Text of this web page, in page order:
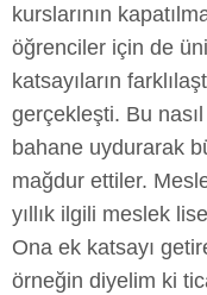
kurslarının
öğrenciler için de
katsayıların
gerçekleşti. Bu
bahane uydurarak
mağdur ettiler.
yıllık ilgili meslek
Ona ek katsayı
örneğin diyelim ki